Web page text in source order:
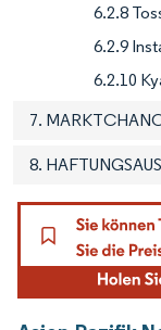
6.2.8
6.2.9
6.2.10
7.
8.